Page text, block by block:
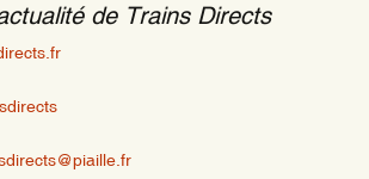
de Trains Directs